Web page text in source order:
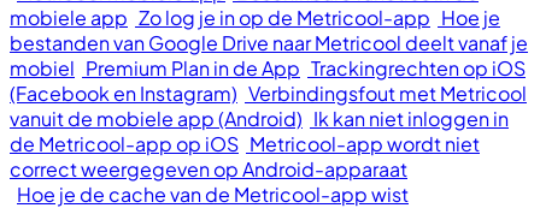
mobiele app Zo log je in op de Metricool-app Hoe je
bestanden van Google Drive naar Metricool deelt vanaf je
mobiel Premium Plan in de App Trackingrechten op iOS
(Facebook en Instagram) Verbindingsfout met Metricool
vanuit de mobiele app (Android) Ik kan niet inloggen in
de Metricool-app op iOS Metricool-app wordt niet
correct weergegeven op Android-apparaat
Hoe je de cache van de Metricool-app wist